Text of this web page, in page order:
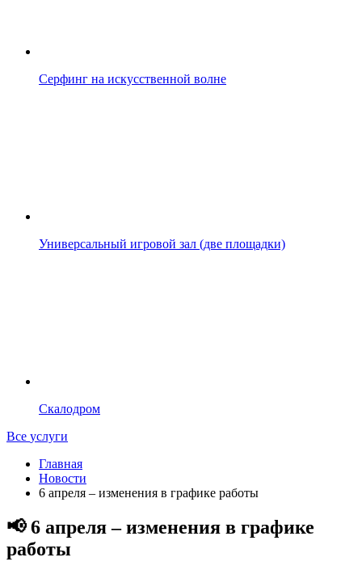
Серфинг на искусственной волне
Универсальный игровой зал (две площадки)
Скалодром
Все услуги
Главная
Новости
6 апреля – изменения в графике работы
📢 6 апреля – изменения в графике
работы